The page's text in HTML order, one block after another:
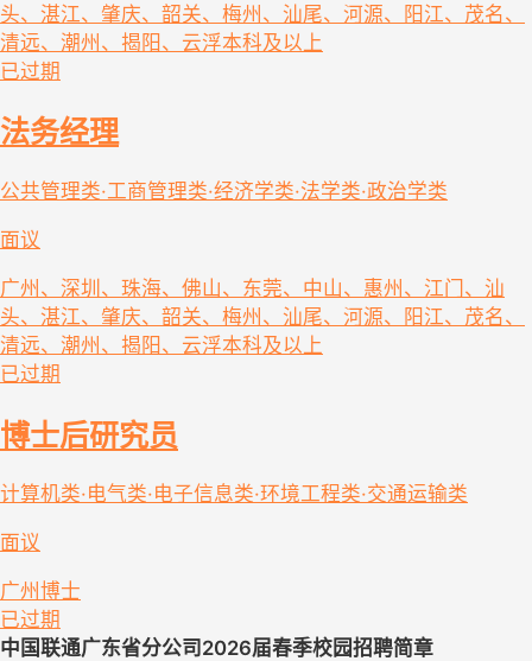
头、湛江、肇庆、韶关、梅州、汕尾、河源、阳江、茂名、
清远、潮州、揭阳、云浮本科及以上
已过期
法务经理
公共管理类·工商管理类·经济学类·法学类·政治学类
面议
广州、深圳、珠海、佛山、东莞、中山、惠州、江门、汕
头、湛江、肇庆、韶关、梅州、汕尾、河源、阳江、茂名、
清远、潮州、揭阳、云浮本科及以上
已过期
博士后研究员
计算机类·电气类·电子信息类·环境工程类·交通运输类
面议
广州 博士
已过期
中国联通广东省分公司 2026届春季校园招聘简章